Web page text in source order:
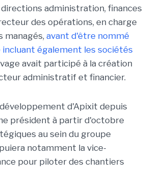
administration, finances
des opérations, en charge
managés, avant d'être nommé
également les sociétés
avait participé à la création
administratif et financier.
d'Apixit depuis
président à partir d'octobre
au sein du groupe
notamment la vice-
pour piloter des chantiers